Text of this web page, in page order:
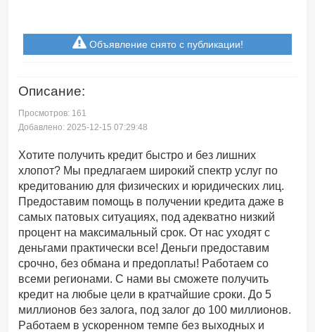
Объявление снято с публикации!
Описание:
Просмотров: 161
Добавлено: 2025-12-15 07:29:48
Хотите получить кредит быстро и без лишних
хлопот? Мы предлагаем широкий спектр услуг по
кредитованию для физических и юридических лиц.
Предоставим помощь в получении кредита даже в
самых патовых ситуациях, под адекватно низкий
процент на максимальный срок. От нас уходят с
деньгами практически все! Деньги предоставим
срочно, без обмана и предоплаты! Работаем со
всеми регионами. С нами вы сможете получить
кредит на любые цели в кратчайшие сроки. До 5
миллионов без залога, под залог до 100 миллионов.
Работаем в ускоренном темпе без выходных и